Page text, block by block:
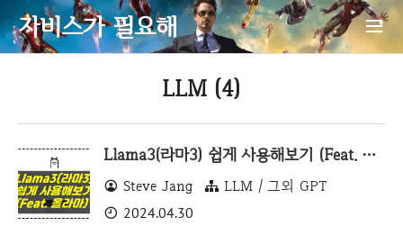
자비스가 필요해
LLM (4)
Llama3(라마3) 쉽게 사용해보기 (Feat. 올라마)
Steve Jang LLM / 그외 GPT
2024.04.30